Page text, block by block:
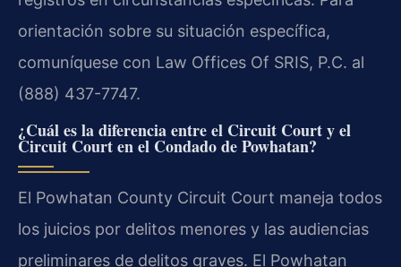
orientación sobre su situación específica,
comuníquese con Law Offices Of SRIS, P.C. al
(888) 437-7747.
¿Cuál es la diferencia entre el Circuit Court y el
Circuit Court en el Condado de Powhatan?
El Powhatan County Circuit Court maneja todos
los juicios por delitos menores y las audiencias
preliminares de delitos graves. El Powhatan